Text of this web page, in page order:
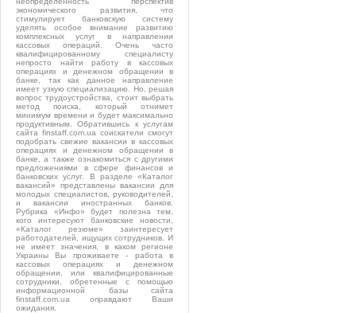
экономического развития, что
стимулирует банковскую систему
уделять особое внимание развитию
комплексных услуг в направлении
кассовых операций. Очень часто
квалифицированному специалисту
непросто найти работу в кассовых
операциях и денежном обращении в
банке, так как данное направление
имеет узкую специализацию. Но, решая
вопрос трудоустройства, стоит выбрать
метод поиска, который отнимет
минимум времени и будет максимально
продуктивным. Обратившись к услугам
сайта finstaff.com.ua соискатели смогут
подобрать свежие вакансии в кассовых
операциях и денежном обращении в
банке, а также ознакомиться с другими
предложениями в сфере финансов и
банковских услуг. В разделе «Каталог
вакансий» представлены вакансии для
молодых специалистов, руководителей,
и вакансии иностранных банков.
Рубрика «Инфо» будет полезна тем,
кого интересуют банковские новости,
«Каталог резюме» заинтересует
работодателей, ищущих сотрудников. И
не имеет значения, в каком регионе
Украины Вы проживаете - работа в
кассовых операциях и денежном
обращении, или квалифицированные
сотрудники, обретенные с помощью
информационной базы сайта
finstaff.com.ua оправдают Ваши
ожидания.